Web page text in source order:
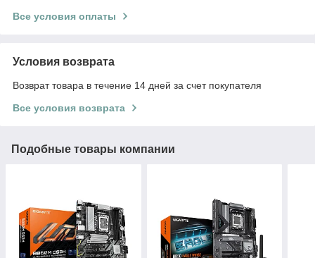
Все условия оплаты
Условия возврата
Возврат товара в течение 14 дней за счет покупателя
Все условия возврата
Подобные товары компании